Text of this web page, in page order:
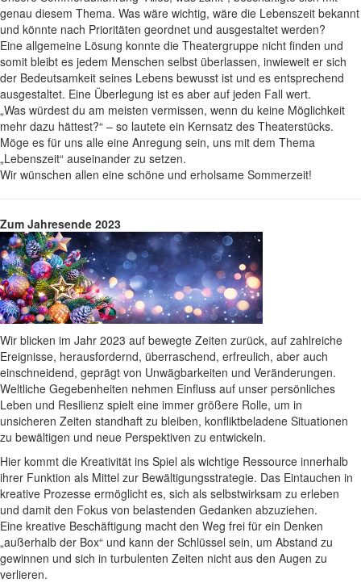
genau diesem Thema. Was wäre wichtig, wäre die Lebenszeit bekannt
und könnte nach Prioritäten geordnet und ausgestaltet werden?
Eine allgemeine Lösung konnte die Theatergruppe nicht finden und
somit bleibt es jedem Menschen selbst überlassen, inwieweit er sich
der Bedeutsamkeit seines Lebens bewusst ist und es entsprechend
ausgestaltet. Eine Überlegung ist es aber auf jeden Fall wert.
„Was würdest du am meisten vermissen, wenn du keine Möglichkeit
mehr dazu hättest?“ – so lautete ein Kernsatz des Theaterstücks.
Möge es für uns alle eine Anregung sein, uns mit dem Thema
„Lebenszeit“ auseinander zu setzen.
Wir wünschen allen eine schöne und erholsame Sommerzeit!
Zum Jahresende 2023
Wir blicken im Jahr 2023 auf bewegte Zeiten zurück, auf zahlreiche
Ereignisse, herausfordernd, überraschend, erfreulich, aber auch
einschneidend, geprägt von Unwägbarkeiten und Veränderungen.
Weltliche Gegebenheiten nehmen Einfluss auf unser persönliches
Leben und Resilienz spielt eine immer größere Rolle, um in
unsicheren Zeiten standhaft zu bleiben, konfliktbeladene Situationen
zu bewältigen und neue Perspektiven zu entwickeln.
Hier kommt die Kreativität ins Spiel als wichtige Ressource innerhalb
ihrer Funktion als Mittel zur Bewältigungsstrategie. Das Eintauchen in
kreative Prozesse ermöglicht es, sich als selbstwirksam zu erleben
und damit den Fokus von belastenden Gedanken abzuziehen.
Eine kreative Beschäftigung macht den Weg frei für ein Denken
„außerhalb der Box“ und kann der Schlüssel sein, um Abstand zu
gewinnen und sich in turbulenten Zeiten nicht aus den Augen zu
verlieren.